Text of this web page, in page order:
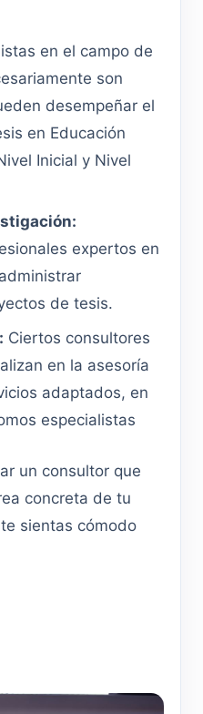
en el campo de
son
desempeñar el
en Educación
Inicial y Nivel
expertos en
de tesis.
Ciertos consultores
en la asesoría
adaptados, en
especialistas
un consultor que
concreta de tu
sientas cómodo